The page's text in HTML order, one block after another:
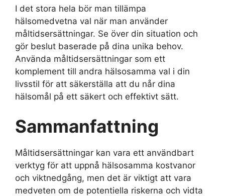
I det stora hela bör man tillämpa
hälsomedvetna val när man använder
måltidsersättningar. Se över din situation och
gör beslut baserade på dina unika behov.
Använda måltidsersättningar som ett
komplement till andra hälsosamma val i din
livsstil för att säkerställa att du når dina
hälsomål på ett säkert och effektivt sätt.
Sammanfattning
Måltidsersättningar kan vara ett användbart
verktyg för att uppnå hälsosamma kostvanor
och viktnedgång, men det är viktigt att vara
medveten om de potentiella riskerna och vidta